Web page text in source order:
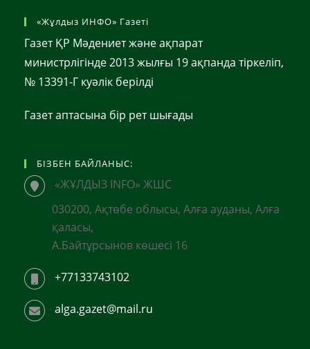
«Жұлдыз ИНФО» Газеті
Газет ҚР Мәдениет және ақпарат
министрлігінде 2013 жылғы 19 ақпанда тіркеліп,
№ 13391-Г куәлік берілді
Газет аптасына бір рет шығады
БІЗБЕН БАЙЛАНЫС:
«ЖҰЛДЫЗ INFO» ЖШС
030200, Ақтөбе облысы, Алға ауданы, Алға
қаласы,
А.Байтұрсынов көшесі 16
+77133743102
alga.gazet@mail.ru